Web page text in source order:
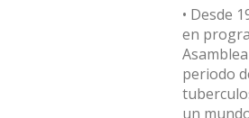
• Desde
en
periodo
un